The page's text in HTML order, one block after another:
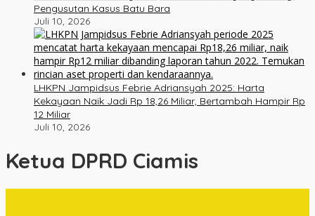
Pengusutan Kasus Batu Bara
Juli 10, 2026
LHKPN Jampidsus Febrie Adriansyah 2025: Harta
Kekayaan Naik Jadi Rp 18,26 Miliar, Bertambah Hampir Rp
12 Miliar
Juli 10, 2026
Ketua DPRD Ciamis